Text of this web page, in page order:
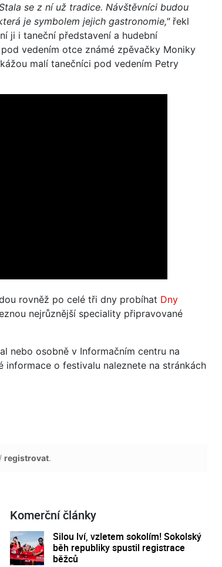
se z ní už tradice. Návštěvníci budou
je symbolem jejich gastronomie," řekl
ji i taneční představení a hudební
vedením otce známé zpěvačky Moniky
malí tanečníci pod vedením Petry
rovněž po celé tři dny probíhat Dny
nejrůznější speciality připravované
nebo osobně v Informačním centru na
informace o festivalu naleznete na stránkách
/ registrovat.
Komerční články
Silou lví, vzletem sokolím! Sokolský
běh republiky spustil registrace
běžců